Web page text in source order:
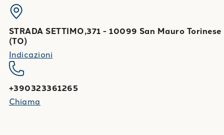
STRADA SETTIMO,371 -10099 San Mauro Torinese
(TO)
Indicazioni
+390323361265
Chiama